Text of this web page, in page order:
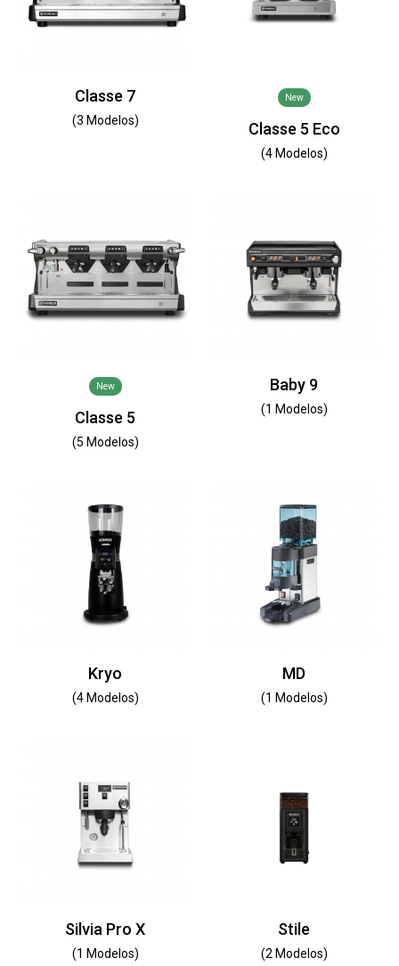
Classe 7
(3 Modelos)
New
Classe 5 Eco
(4 Modelos)
New
Classe 5
(5 Modelos)
Baby 9
(1 Modelos)
Kryo
(4 Modelos)
MD
(1 Modelos)
Silvia Pro X
(1 Modelos)
Stile
(2 Modelos)